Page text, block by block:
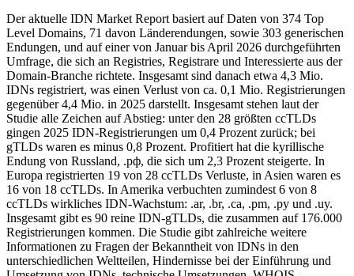
Der aktuelle IDN Market Report basiert auf Daten von 374 Top
Level Domains, 71 davon Länderendungen, sowie 303 generischen
Endungen, und auf einer von Januar bis April 2026 durchgeführten
Umfrage, die sich an Registries, Registrare und Interessierte aus der
Domain-Branche richtete. Insgesamt sind danach etwa 4,3 Mio.
IDNs registriert, was einen Verlust von ca. 0,1 Mio. Registrierungen
gegenüber 4,4 Mio. in 2025 darstellt. Insgesamt stehen laut der
Studie alle Zeichen auf Abstieg: unter den 28 größten ccTLDs
gingen 2025 IDN-Registrierungen um 0,4 Prozent zurück; bei
gTLDs waren es minus 0,8 Prozent. Profitiert hat die kyrillische
Endung von Russland, .рф, die sich um 2,3 Prozent steigerte. In
Europa registrierten 19 von 28 ccTLDs Verluste, in Asien waren es
16 von 18 ccTLDs. In Amerika verbuchten zumindest 6 von 8
ccTLDs wirkliches IDN-Wachstum: .ar, .br, .ca, .pm, .py und .uy.
Insgesamt gibt es 90 reine IDN-gTLDs, die zusammen auf 176.000
Registrierungen kommen. Die Studie gibt zahlreiche weitere
Informationen zu Fragen der Bekanntheit von IDNs in den
unterschiedlichen Weltteilen, Hindernisse bei der Einführung und